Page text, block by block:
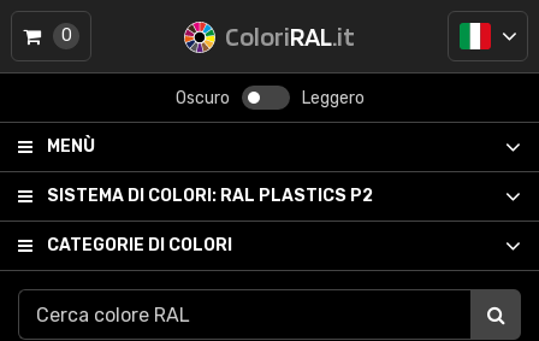
ColoriRAL.it
Oscuro Leggero
MENÙ
SISTEMA DI COLORI: RAL PLASTICS P2
CATEGORIE DI COLORI
0